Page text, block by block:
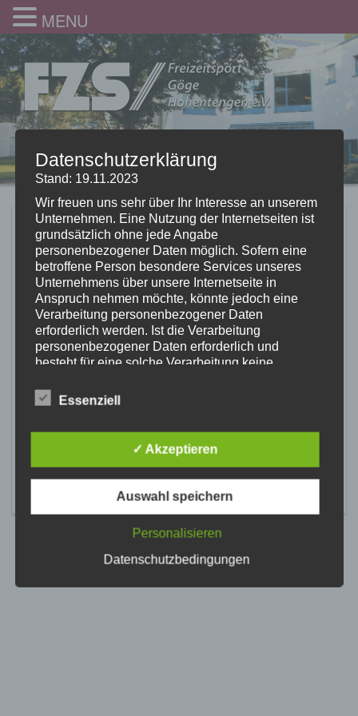
Walter Fischer
23.07.2022
MENU
Datenschutzerklärung
Stand: 19.11.2023
Wir freuen uns sehr über Ihr Interesse an unserem
Unternehmen. Eine Nutzung der Internetseiten ist
grundsätzlich ohne jede Angabe
personenbezogener Daten möglich. Sofern eine
betroffene Person besondere Services unseres
Unternehmens über unsere Internetseite in
Anspruch nehmen möchte, könnte jedoch eine
Verarbeitung personenbezogener Daten
erforderlich werden. Ist die Verarbeitung
personenbezogener Daten erforderlich und
besteht für eine solche Verarbeitung keine
Einwilligung der betroffenen Person ein.
beispielsweise des Namens, der Anschrift, E-Mail-
Adresse oder Telefonnummer einer betroffenen
Person, erfolgt stets im Einklang mit der
Datenschutz-Grundverordnung und in
Übereinstimmung mit den für uns geltenden
landesspezifischen Datenschutzbestimmungen.
Mittels dieser Datenschutzerklärung möchte unser
und Zweck der von uns erhobenen, genutzten und
Essenziell
✓ Akzeptieren
Auswahl speichern
Personalisieren
Datenschutzbedingungen